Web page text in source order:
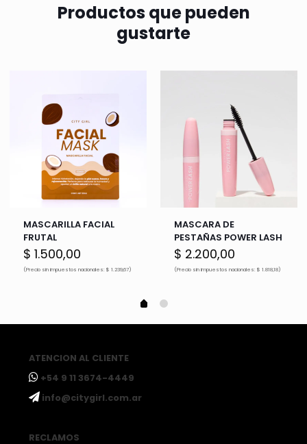
Productos que pueden
gustarte
MASCARILLA FACIAL
FRUTAL
$ 1.500,00
(Precio sin impuestos nacionales: $ 1.239,67)
MASCARA DE
PESTAÑAS POWER LASH
$ 2.200,00
(Precio sin impuestos nacionales: $ 1.818,18)
ATENCION AL CLIENTE
ㅤ+54 9 11 3674-4449
ㅤinfo@citygirl.com.ar
RECLAMOS